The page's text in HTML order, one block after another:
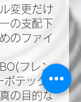
変更だけ
の支配下
のファイ
フレン
テック
の目的な